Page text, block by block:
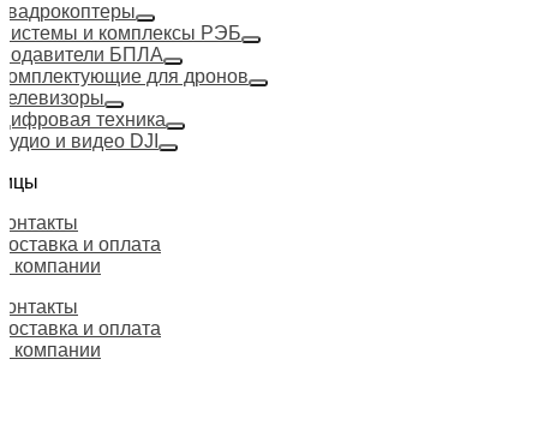
и комплексы РЭБ
БПЛА
для дронов
техника
и видео DJI
и оплата
компании
и оплата
компании